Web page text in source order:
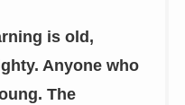
is old,
Anyone who
The